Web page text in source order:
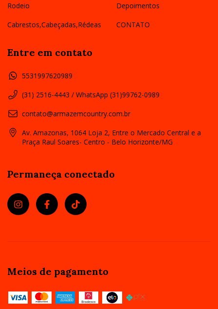
Rodeio
Cabrestos,Cabeçadas,Rédeas
Depoimentos
CONTATO
Entre em contato
5531997620989
(31) 2516-4443 / WhatsApp (31)99762-0989
contato@armazemcountry.com.br
Av. Amazonas, 1064 Loja 2, Entre o Mercado Central e a
Praça Raul Soares- Centro - Belo Horizonte/MG
Permaneça conectado
Meios de pagamento